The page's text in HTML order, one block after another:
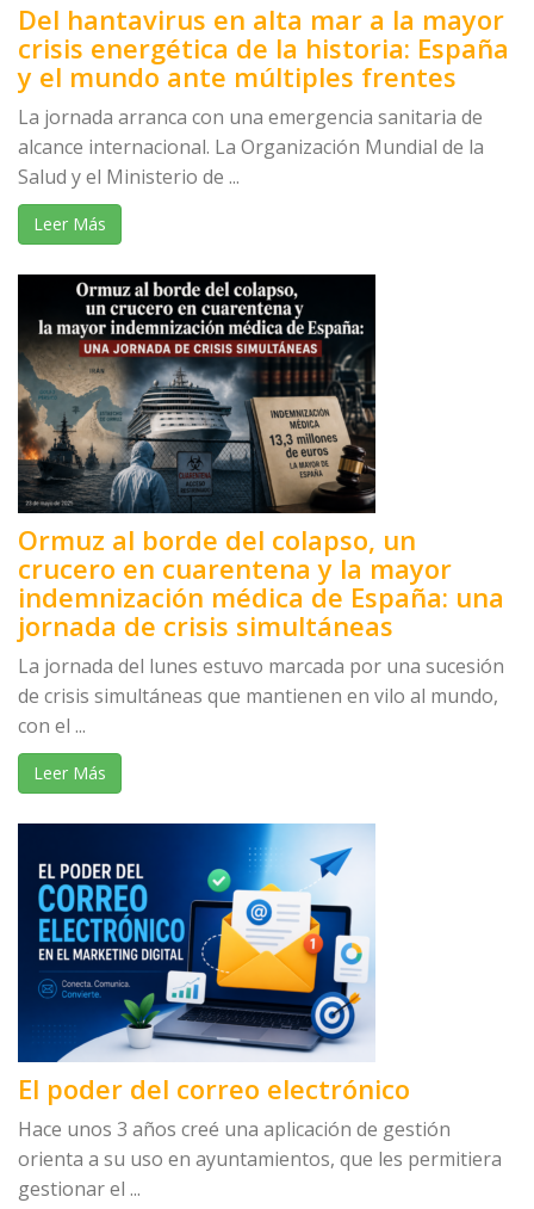
Del hantavirus en alta mar a la mayor
crisis energética de la historia: España
y el mundo ante múltiples frentes
La jornada arranca con una emergencia sanitaria de
alcance internacional. La Organización Mundial de la
Salud y el Ministerio de ...
Leer Más
Ormuz al borde del colapso, un
crucero en cuarentena y la mayor
indemnización médica de España: una
jornada de crisis simultáneas
La jornada del lunes estuvo marcada por una sucesión
de crisis simultáneas que mantienen en vilo al mundo,
con el ...
Leer Más
El poder del correo electrónico
Hace unos 3 años creé una aplicación de gestión
orienta a su uso en ayuntamientos, que les permitiera
gestionar el ...